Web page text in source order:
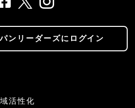
ンリーダーズにログイン
活性化